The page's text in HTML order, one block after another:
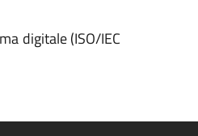
digitale (ISO/IEC